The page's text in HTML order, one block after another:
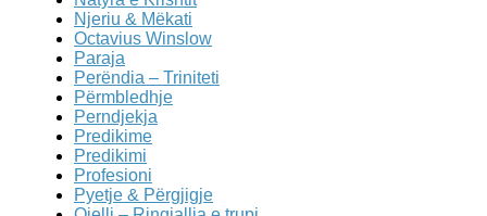
Njeriu & Mëkati
Octavius Winslow
Paraja
Perëndia – Triniteti
Përmbledhje
Perndjekja
Predikime
Predikimi
Profesioni
Pyetje & Përgjigje